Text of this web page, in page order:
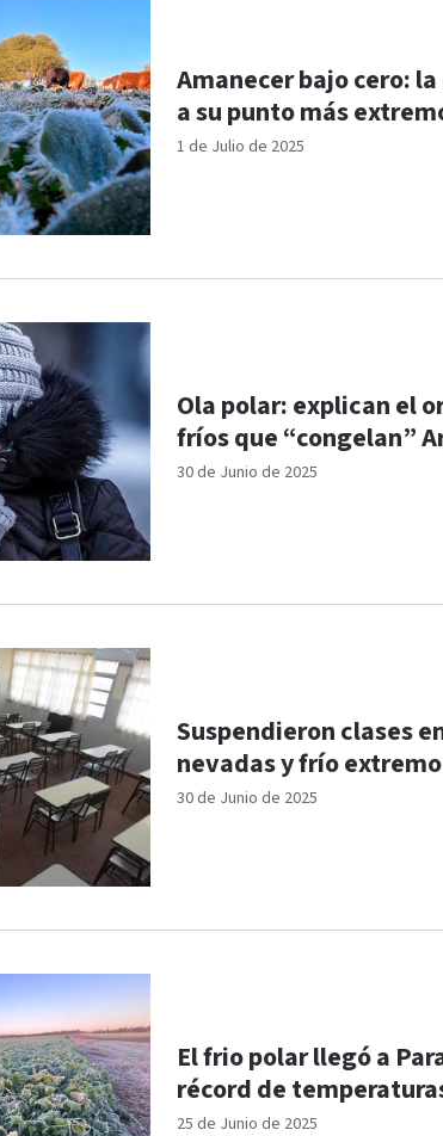
1 de Julio de 2025
Amanecer bajo cero:
a su punto más
30 de Junio de 2025
Ola polar: explican el
fríos que “congelan”
30 de Junio de 2025
Suspendieron clases
nevadas y frío extremo
25 de Junio de 2025
El frio polar llegó a
récord de